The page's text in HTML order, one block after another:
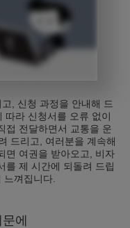
, 신청 과정을 안내해 드
따라 신청서를 오류 없이
접 전달하면서 교통을 운
드리고, 여러분을 계속해
면 여권을 받아오고, 비자
를 제 시간에 되돌려 드립
껴집니다.
에